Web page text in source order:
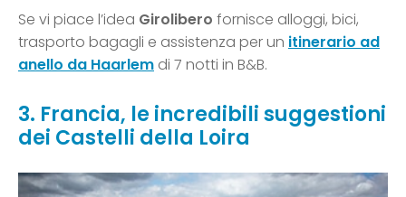
Se vi piace l’idea Girolibero fornisce alloggi, bici,
trasporto bagagli e assistenza per un itinerario ad
anello da Haarlem di 7 notti in B&B.
3. Francia, le incredibili suggestioni
dei Castelli della Loira